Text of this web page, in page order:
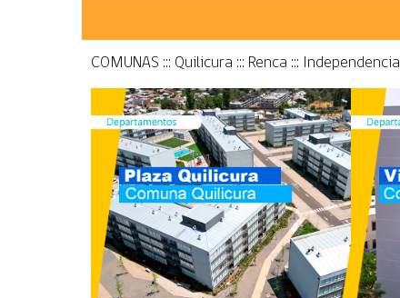
COMUNAS ::: Quilicura ::: Renca ::: Independencia